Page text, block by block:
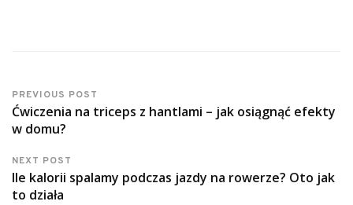
PREVIOUS POST
Ćwiczenia na triceps z hantlami – jak osiągnąć efekty
w domu?
NEXT POST
Ile kalorii spalamy podczas jazdy na rowerze? Oto jak
to działa